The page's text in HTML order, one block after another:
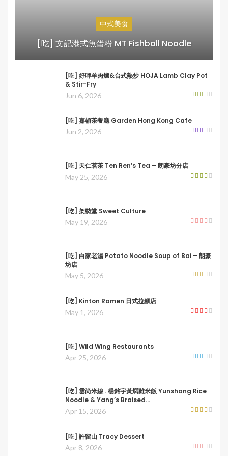
中式美食
[吃] 文記港式魚蛋粉 MT Fishball Noodle
[吃] 好呷羊肉爐&台式熱炒 HOJA Lamb Clay Pot
& Stir-Fry
Jun 6, 2026
[吃] 嘉頓茶餐廳 Garden Hong Kong Cafe
Jun 2, 2026
[吃] 天仁茗茶 Ten Ren’s Tea – 朗豪坊分店
May 25, 2026
[吃] 架勢堂 Sweet Culture
May 19, 2026
[吃] 白家老湯 Potato Noodle Soup of Bai – 朗豪
坊店
May 5, 2026
[吃] Kinton Ramen 日式拉麵店
May 1, 2026
[吃] Wild Wing Restaurants
Apr 25, 2026
[吃] 雲尚米線 . 楊銘宇黃燜雞米飯 Yunshang Rice
Noodle & Yang’s Braised…
Apr 15, 2026
[吃] 許留山 Tracy Dessert
Apr 8, 2026